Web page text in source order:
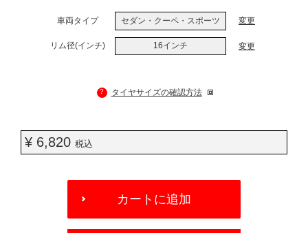
車両タイプ セダン・クーペ・スポーツ 変更
リム径(インチ) 16インチ 変更
? タイヤサイズの確認方法
¥ 6,820 税込
OPTIONS
カートに追加